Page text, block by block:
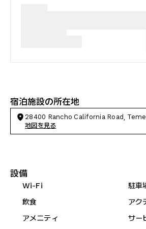
宿泊施設の所在地
28400 Rancho California Road,
地図を見る
設備
Wi-Fi
駐車
飲食
アク
アメニティ
サー